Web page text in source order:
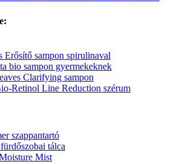
Erősítő sampon spirulinaval
bio sampon gyermekeknek
Clarifying sampon
Retinol Line Reduction szérum
szappantartó
tálca
Mist